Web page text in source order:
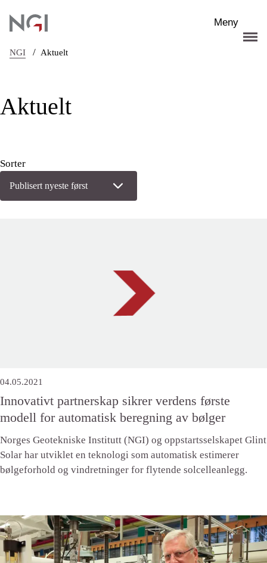
Meny
NGI / Aktuelt
Aktuelt
Sorter
Publisert nyeste først
04.05.2021
Innovativt partnerskap sikrer verdens første
modell for automatisk beregning av bølger
Norges Geotekniske Institutt (NGI) og oppstartsselskapet Glint
Solar har utviklet en teknologi som automatisk estimerer
bølgeforhold og vindretninger for flytende solcelleanlegg.